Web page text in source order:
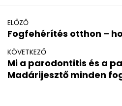
ELŐZŐ
Fogfehérítés otthon –
KÖVETKEZŐ
Mi a parodontitis és a
Madárijesztő minden